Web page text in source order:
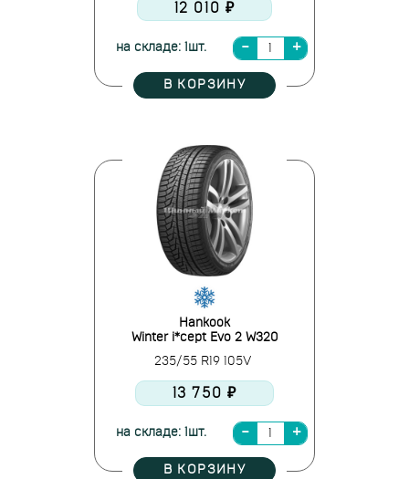
12 010 ₽
на складе: 1шт.
В КОРЗИНУ
Hankook
Winter i*cept Evo 2 W320
235/55 R19 105V
13 750 ₽
на складе: 1шт.
В КОРЗИНУ